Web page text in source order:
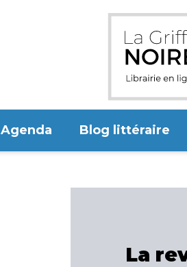
Agenda Blog littéraire
La